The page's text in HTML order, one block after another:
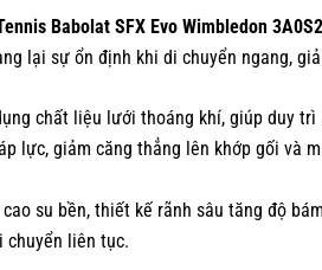
Babolat SFX Evo Wimbledon
lại sự ổn định khi di chuyển ngang,
chất liệu lưới thoáng khí, giúp duy
lực, giảm căng thẳng lên khớp gối và
su bền, thiết kế rãnh sâu tăng độ
chuyển liên tục.